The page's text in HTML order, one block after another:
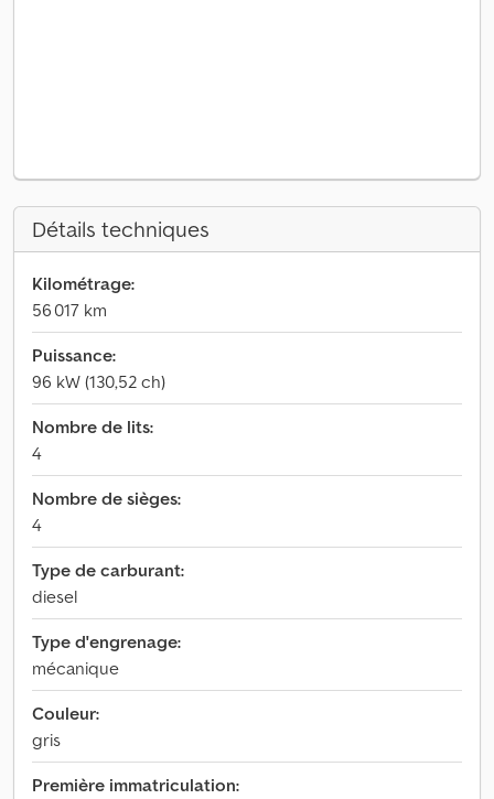
Détails techniques
Kilométrage:
56 017 km
Puissance:
96 kW (130,52 ch)
Nombre de lits:
4
Nombre de sièges:
4
Type de carburant:
diesel
Type d'engrenage:
mécanique
Couleur:
gris
Première immatriculation: